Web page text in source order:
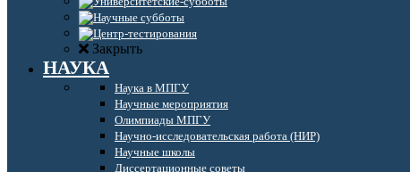
Закрыть
НАУКА
Наука в МПГУ
Научные мероприятия
Олимпиады МПГУ
Научно-исследовательская работа (НИР)
Научные школы
Диссертационные советы